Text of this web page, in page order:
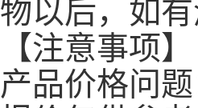
物以后，如
【注意事项】
产品价格问